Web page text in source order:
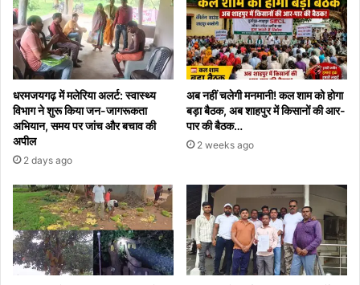
धरमजयगढ़ में मलेरिया अलर्ट: स्वास्थ्य
विभाग ने शुरू किया जन-जागरूकता
अभियान, समय पर जांच और बचाव की
अपील
2 days ago
अब नहीं चलेगी मनमानी! कल शाम को होगा
बड़ा बैठक, अब शाहपुर में किसानों की आर-
पार की बैठक…
2 weeks ago